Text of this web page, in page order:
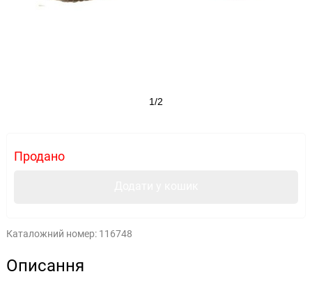
1/2
Продано
Каталожний номер: 116748
Описання